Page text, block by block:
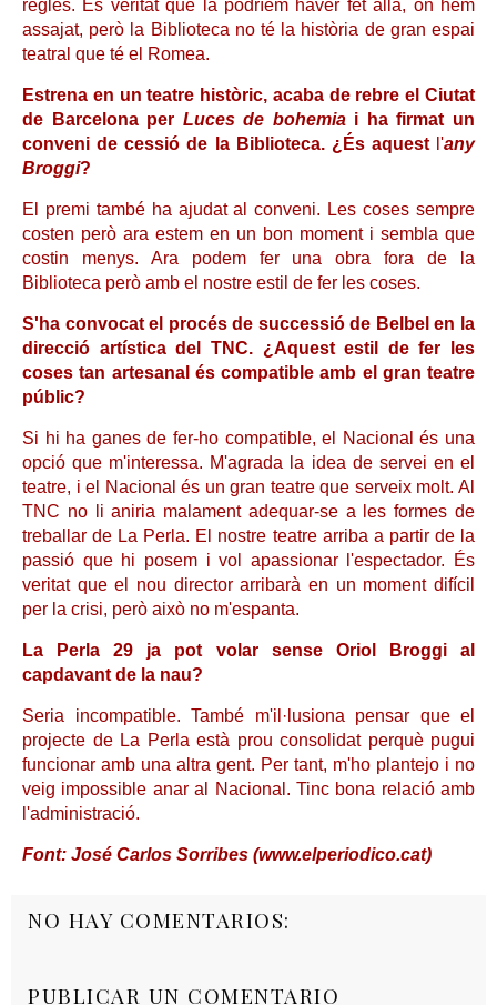
regles. És veritat que la podríem haver fet allà, on hem
assajat, però la Biblioteca no té la història de gran espai
teatral que té el Romea.
Estrena en un teatre històric, acaba de rebre el Ciutat
de Barcelona per Luces de bohemia i ha firmat un
conveni de cessió de la Biblioteca. ¿És aquest l'any
Broggi?
El premi també ha ajudat al conveni. Les coses sempre
costen però ara estem en un bon moment i sembla que
costin menys. Ara podem fer una obra fora de la
Biblioteca però amb el nostre estil de fer les coses.
S'ha convocat el procés de successió de Belbel en la
direcció artística del TNC. ¿Aquest estil de fer les
coses tan artesanal és compatible amb el gran teatre
públic?
Si hi ha ganes de fer-ho compatible, el Nacional és una
opció que m'interessa. M'agrada la idea de servei en el
teatre, i el Nacional és un gran teatre que serveix molt. Al
TNC no li aniria malament adequar-se a les formes de
treballar de La Perla. El nostre teatre arriba a partir de la
passió que hi posem i vol apassionar l'espectador. És
veritat que el nou director arribarà en un moment difícil
per la crisi, però això no m'espanta.
La Perla 29 ja pot volar sense Oriol Broggi al
capdavant de la nau?
Seria incompatible. També m'il·lusiona pensar que el
projecte de La Perla està prou consolidat perquè pugui
funcionar amb una altra gent. Per tant, m'ho plantejo i no
veig impossible anar al Nacional. Tinc bona relació amb
l'administració.
Font: José Carlos Sorribes (www.elperiodico.cat)
NO HAY COMENTARIOS:
PUBLICAR UN COMENTARIO